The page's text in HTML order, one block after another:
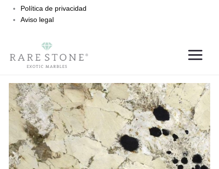
Política de privacidad
Aviso legal